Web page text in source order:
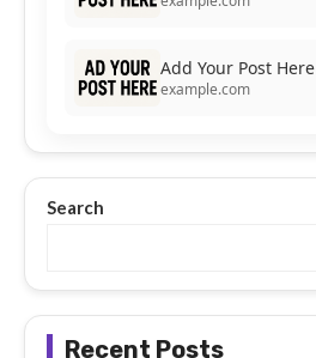
Add Your Post Here
example.com
Search
Recent Posts